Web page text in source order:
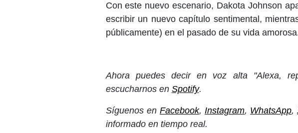
Con este nuevo escenario, Dakota Johnson
escribir un nuevo capítulo sentimental,
públicamente) en el pasado de su vida
Ahora puedes decir en voz alta "Alexa,
escucharnos en Spotify.
Síguenos en Facebook,Instagram, WhatsApp,
informado en tiempo real.